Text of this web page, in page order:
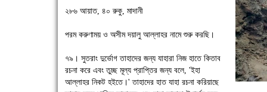
২৮৬ আয়াত, ৪০ রুকু, মাদানী
পরম করুণাময় ও অসীম দয়ালু আল্লাহর নামে শুরু করছি।
৭৯। সুতরাং দুর্ভোগ তাহাদের জন্য যাহারা নিজ হাতে কিতাব
রচনা করে এবং তুচ্ছ মূল্য প্রাপ্তির জন্য বলে, 'ইহা
আল্লাহর নিকট হইতে।' তাহাদের হাত যাহা রচনা করিয়াছে